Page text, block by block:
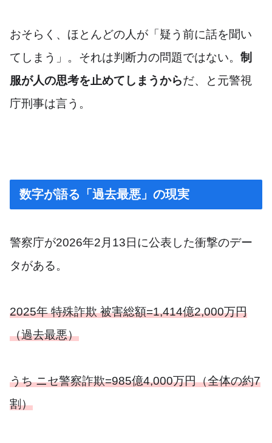
おそらく、ほとんどの人が「疑う前に話を聞い
てしまう」。それは判断力の問題ではない。 制
服が人の思考を止めてしまうからだ、と元警視
庁刑事は言う。
数字が語る「過去最悪」の現実
警察庁が2026年2月13日に公表した衝撃のデー
タがある。
2025年 特殊詐欺 被害総額=1,414億2,000万円
（過去最悪）
うち ニセ警察詐欺=985億4,000万円（全体の約7
割）